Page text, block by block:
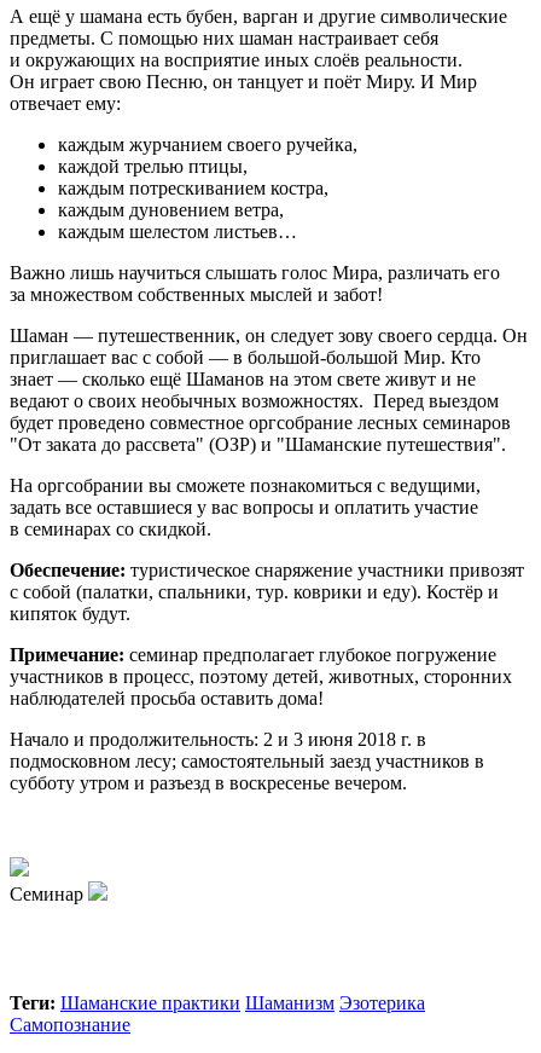
А ещё у шамана есть бубен, варган и другие символические
предметы. С помощью них шаман настраивает себя
и окружающих на восприятие иных слоёв реальности.
Он играет свою Песню, он танцует и поёт Миру. И Мир
отвечает ему:
каждым журчанием своего ручейка,
каждой трелью птицы,
каждым потрескиванием костра,
каждым дуновением ветра,
каждым шелестом листьев…
Важно лишь научиться слышать голос Мира, различать его
за множеством собственных мыслей и забот!
Шаман — путешественник, он следует зову своего сердца. Он
приглашает вас с собой — в большой-большой Мир. Кто
знает — сколько ещё Шаманов на этом свете живут и не
ведают о своих необычных возможностях. Перед выездом
будет проведено совместное оргсобрание лесных семинаров
"От заката до рассвета" (ОЗР) и "Шаманские путешествия".
На оргсобрании вы сможете познакомиться с ведущими,
задать все оставшиеся у вас вопросы и оплатить участие
в семинарах со скидкой.
Обеспечение: туристическое снаряжение участники привозят
с собой (палатки, спальники, тур. коврики и еду). Костёр и
кипяток будут.
Примечание: семинар предполагает глубокое погружение
участников в процесс, поэтому детей, животных, сторонних
наблюдателей просьба оставить дома!
Начало и продолжительность: 2 и 3 июня 2018 г. в
подмосковном лесу; самостоятельный заезд участников в
субботу утром и разъезд в воскресенье вечером.
Семинар
Теги: Шаманские практики Шаманизм Эзотерика
Самопознание